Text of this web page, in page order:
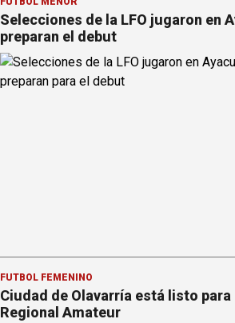
Selecciones de la LFO jugaron en
preparan el debut
FÚTBOL FEMENINO
Ciudad de Olavarría está listo para
Regional Amateur